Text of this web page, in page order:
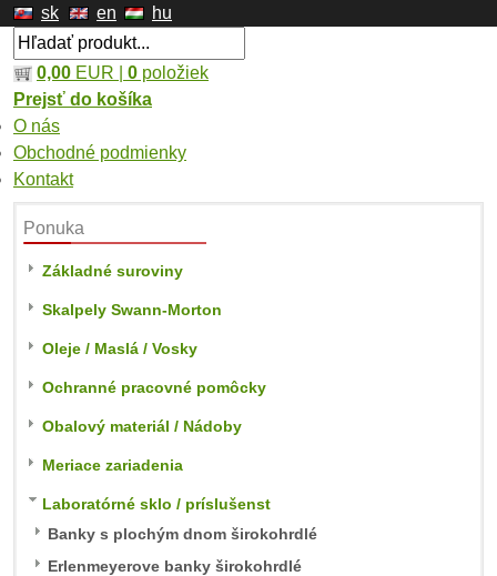
sk en hu
0,00 EUR | 0 položiek
Prejsť do košíka
O nás
Obchodné podmienky
Kontakt
Ponuka
Základné suroviny
Skalpely Swann-Morton
Oleje / Maslá / Vosky
Ochranné pracovné pomôcky
Obalový materiál / Nádoby
Meriace zariadenia
Laboratórné sklo / príslušenst
Banky s plochým dnom širokohrdlé
Erlenmeyerove banky širokohrdlé